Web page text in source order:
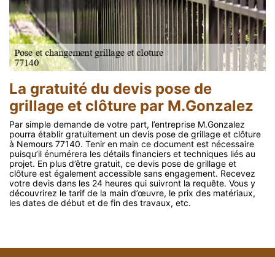
La gratuité du devis pose de
grillage et clôture par M.Gonzalez
Par simple demande de votre part, l’entreprise M.Gonzalez
pourra établir gratuitement un devis pose de grillage et clôture
à Nemours 77140. Tenir en main ce document est nécessaire
puisqu’il énumérera les détails financiers et techniques liés au
projet. En plus d’être gratuit, ce devis pose de grillage et
clôture est également accessible sans engagement. Recevez
votre devis dans les 24 heures qui suivront la requête. Vous y
découvrirez le tarif de la main d’œuvre, le prix des matériaux,
les dates de début et de fin des travaux, etc.